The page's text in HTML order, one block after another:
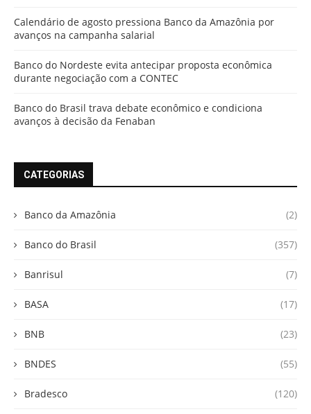
Calendário de agosto pressiona Banco da Amazônia por
avanços na campanha salarial
Banco do Nordeste evita antecipar proposta econômica
durante negociação com a CONTEC
Banco do Brasil trava debate econômico e condiciona
avanços à decisão da Fenaban
CATEGORIAS
Banco da Amazônia (2)
Banco do Brasil (357)
Banrisul (7)
BASA (17)
BNB (23)
BNDES (55)
Bradesco (120)